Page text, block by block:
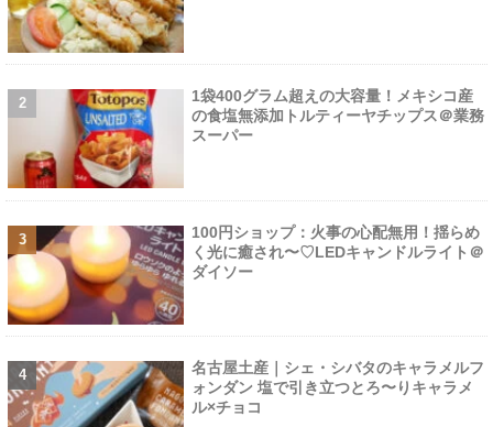
1袋400グラム超えの大容量！メキシコ産
の食塩無添加トルティーヤチップス＠業務
スーパー
100円ショップ：火事の心配無用！揺らめ
く光に癒され〜♡LEDキャンドルライト＠
ダイソー
名古屋土産｜シェ・シバタのキャラメルフ
ォンダン 塩で引き立つとろ〜りキャラメ
ル×チョコ